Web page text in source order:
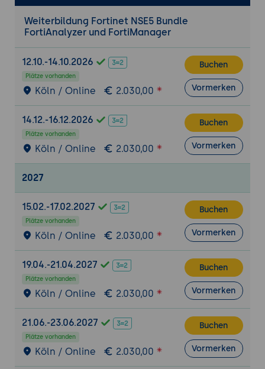
Zertifizierungsvorbereitung
Gezielte Vorbereitung auf die NSE5-
Zertifizierungsprüfung von Fortinet.
Übungstests und Prüfungssimulationen,
um die Teilnehmer auf die Zertifizierung
vorzubereiten
Weiterbildung Fortinet NSE5 Bundle
FortiAnalyzer und FortiManager
12.10.-14.10.2026
Plätze vorhanden
Köln / Online 2.030,00
Buchen
Vormerken
14.12.-16.12.2026
Plätze vorhanden
Köln / Online 2.030,00
Buchen
Vormerken
2027
15.02.-17.02.2027
Plätze vorhanden
Köln / Online 2.030,00
Buchen
Vormerken
19.04.-21.04.2027
Plätze vorhanden
Köln / Online 2.030,00
Buchen
Vormerken
21.06.-23.06.2027
Plätze vorhanden
Köln / Online 2.030,00
Buchen
Vormerken